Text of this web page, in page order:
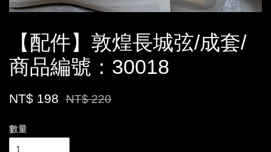
【配件】敦煌長城弦/成套/
商品編號：30018
NT$ 198 NT$ 220
數量